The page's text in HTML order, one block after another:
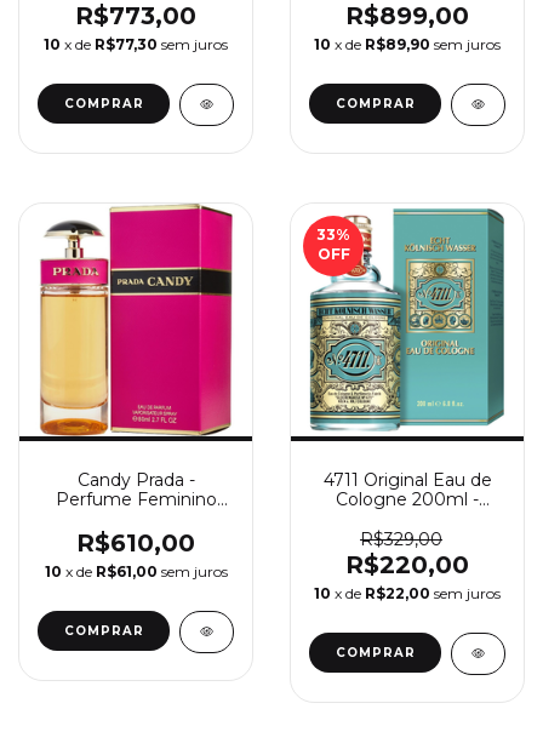
R$773,00
10 x de R$77,30 sem juros
COMPRAR
R$899,00
10 x de R$89,90 sem juros
COMPRAR
Candy Prada -
Perfume Feminino
R$610,00
10 x de R$61,00 sem juros
COMPRAR
33%
OFF
4711 Original Eau de
Cologne 200ml -
R$329,00
R$220,00
10 x de R$22,00 sem juros
COMPRAR